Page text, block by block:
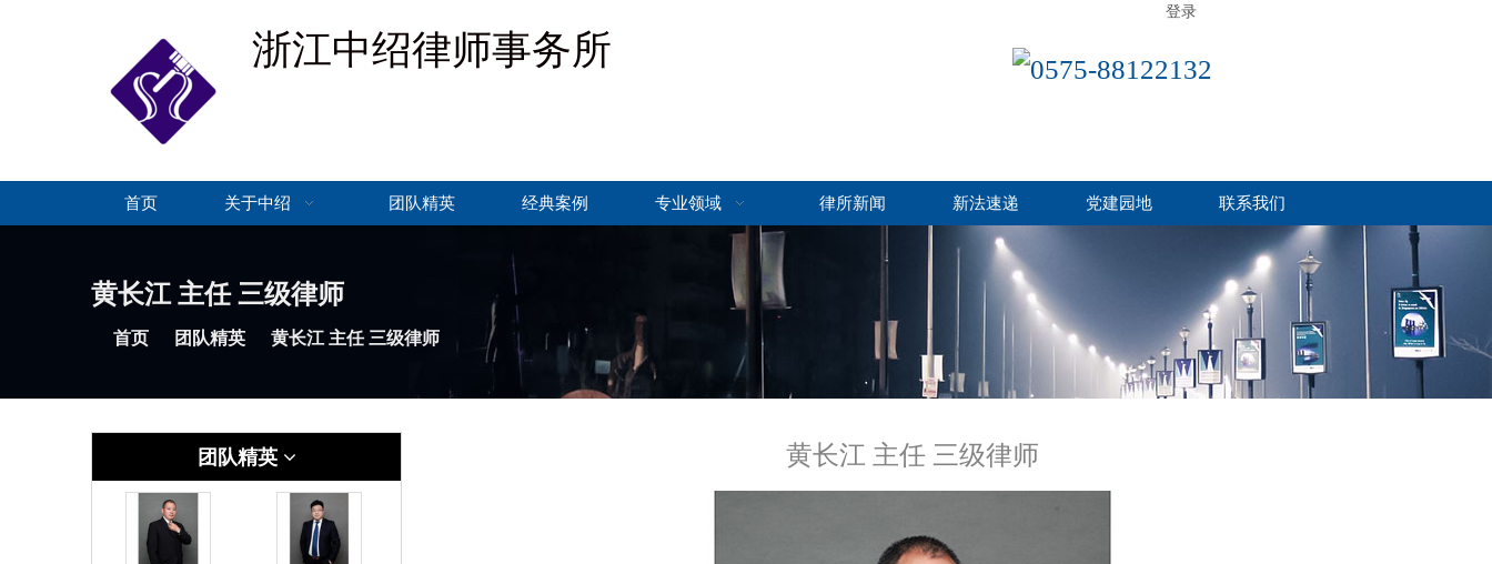
登录
浙江中绍律师事务所 0575-88122132
首页 关于中绍 团队精英 经典案例 专业领域 律所新闻 新法速递 党建园地 联系我们
黄长江 主任 三级律师
首页 团队精英 黄长江 主任 三级律师
团队精英 黄长江 主任 三级律师